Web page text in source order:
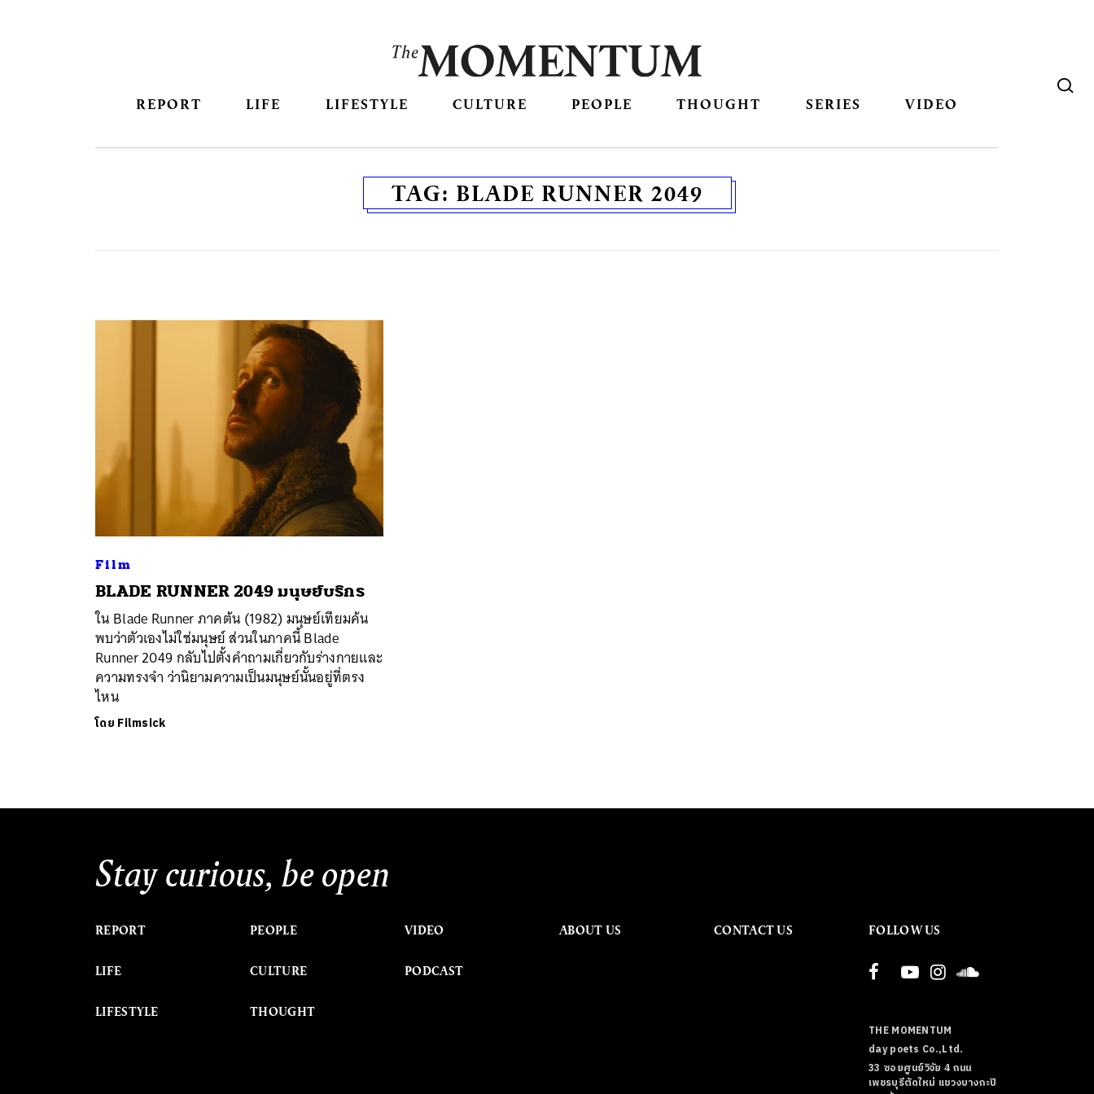
REPORT LIFE LIFESTYLE CULTURE PEOPLE THOUGHT SERIES VIDEO
TAG: BLADE RUNNER 2049
Film
BLADE RUNNER 2049 มนุษย์บริกร
ใน Blade Runner ภาคต้น (1982) มนุษย์เทียมค้น
พบว่าตัวเองไม่ใช่มนุษย์ ส่วนในภาคนี้ Blade
Runner 2049 กลับไปตั้งคำถามเกี่ยวกับร่างกายและ
ความทรงจำ ว่านิยามความเป็นมนุษย์นั้นอยู่ที่ตรง
ไหน
โดย Filmsick
Stay curious, be open
REPORT
LIFE
LIFESTYLE
PEOPLE
CULTURE
THOUGHT
VIDEO
PODCAST
ABOUT US CONTACT US FOLLOW US
THE MOMENTUM
day poets Co.,Ltd.
33 ซอยศูนย์วิจัย 4 ถนน
เพชรบุรีตัดใหม่ แขวงบางกะปิ